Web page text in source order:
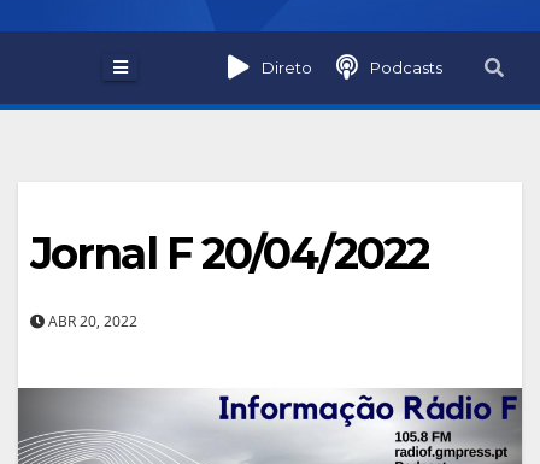
Direto Podcasts
Jornal F 20/04/2022
ABR 20, 2022